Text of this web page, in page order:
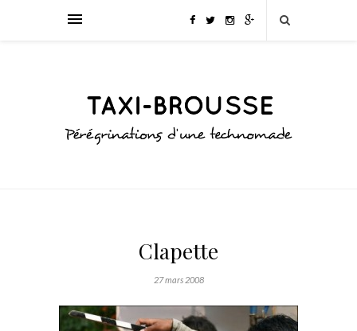
Clapette
27 mars 2008